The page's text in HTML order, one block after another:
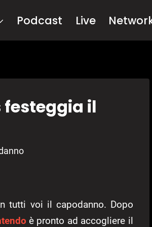
Podcast Live
festeggia il
tutti voi il capodanno. Dopo
è pronto ad accogliere il